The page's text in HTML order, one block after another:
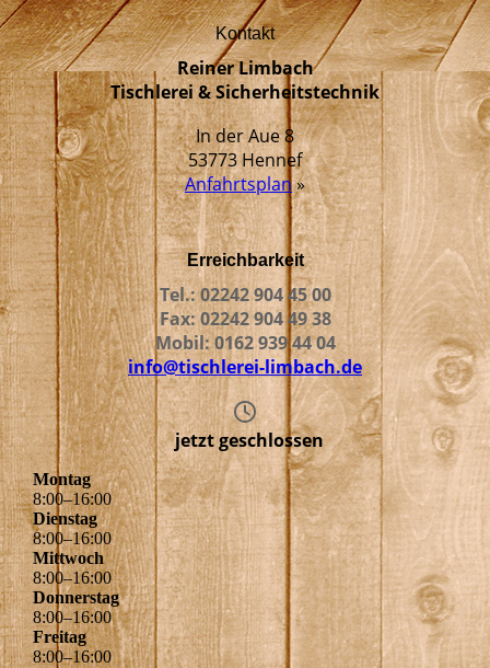
Kontakt
Reiner Limbach
Tischlerei & Sicherheitstechnik
In der Aue 8
53773 Hennef
Anfahrtsplan»
Erreichbarkeit
Tel.: 02242 904 45 00
Fax: 02242 904 49 38
Mobil: 0162 939 44 04
info@tischlerei-limbach.de
jetzt geschlossen
Montag
8:00–16:00
Dienstag
8:00–16:00
Mittwoch
8:00–16:00
Donnerstag
8:00–16:00
Freitag
8:00–16:00